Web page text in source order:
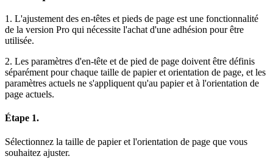
1. L'ajustement des en-têtes et pieds de page est une fonctionnalité
de la version Pro qui nécessite l'achat d'une adhésion pour être
utilisée.
2. Les paramètres d'en-tête et de pied de page doivent être définis
séparément pour chaque taille de papier et orientation de page, et les
paramètres actuels ne s'appliquent qu'au papier et à l'orientation de
page actuels.
Étape 1.
Sélectionnez la taille de papier et l'orientation de page que vous
souhaitez ajuster.